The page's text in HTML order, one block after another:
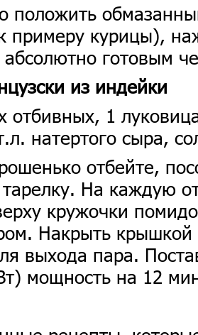
положить
примеру курицы),
абсолютно готовым
из индейки
1
натертого сыра,
отбейте,
На каждую
кружочки
Накрыть крышкой
выхода пара.
мощность на 12